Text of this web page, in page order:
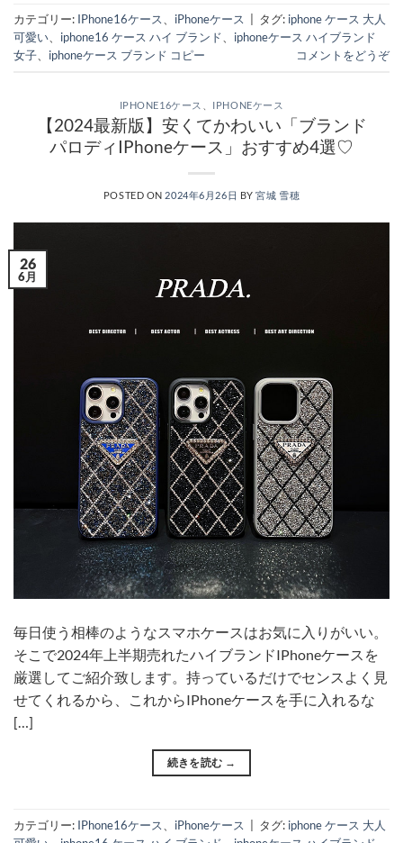
カテゴリー: IPhone16ケース iPhoneケース タグ: iphone ケース 大人
可愛い
iphone16 ケース ハイ ブランド
iphoneケース ハイブランド
女子
iphoneケース ブランド コピー コメントをどうぞ
IPHONE16ケース IPHONEケース
【2024最新版】安くてかわいい「ブランド
パロディIPhoneケース」おすすめ4選♡
POSTED ON 2024年6月26日 BY宮城 雪穂
26
6月
毎日使う相棒のようなスマホケースはお気に入りがいい。
そこで2024年上半期売れたハイブランドIPhoneケースを
厳選してご紹介致します。持っているだけでセンスよく見
せてくれるから、これからIPhoneケースを手に入れるな
[…]
続きを読む →
カテゴリー: IPhone16ケース iPhoneケース タグ: iphone ケース 大人